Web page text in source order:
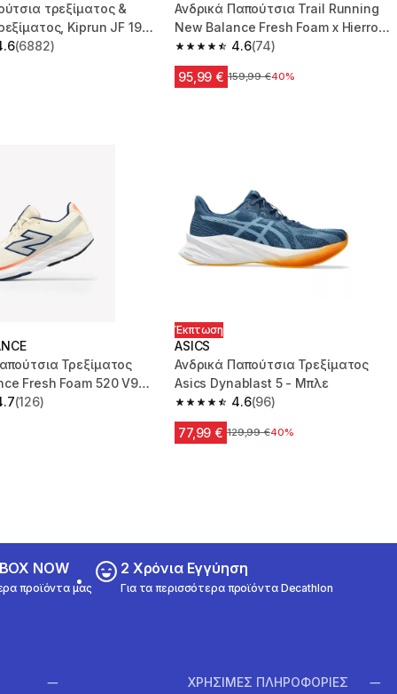
τρεξίματος &
Kiprun JF 190
μαύρο
stars from 6882 reviews
(6882)
Ανδρικά Παπούτσια Trail Running
New Balance Fresh Foam x Hierro
V9 Μπεζ 4.6
4.6 out of 5 stars from 74 reviews
(74)
95,99 € Αρχική τιμή
159,99 €40%
Τρεξίματος
Fresh Foam 520 V9
stars from 126 reviews
(126)
Έκπτωση
ASICS
Ανδρικά Παπούτσια Τρεξίματος
Asics Dynablast 5 - Μπλε
4.6
4.6 out of 5 stars from 96 reviews
(96)
77,99 € Αρχική τιμή
129,99 €40%
NOW
προϊόντα μας
2 Χρόνια Εγγύηση
Για τα περισσότερα προϊόντα Decathlon
ΧΡΗΣΙΜΕΣ ΠΛΗΡΟΦΟΡΙΕΣ